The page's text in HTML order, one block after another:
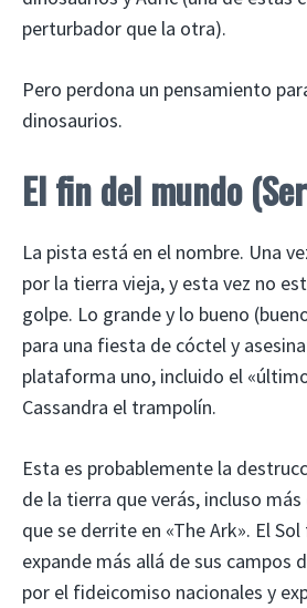
perturbador que la otra).
Pero perdona un pensamiento
dinosaurios.
El fin del mundo
La pista está en el nombre. Una
por la tierra vieja, y esta vez no
golpe. Lo grande y lo bueno
para una fiesta de cóctel y
plataforma uno, incluido el
Cassandra el trampolín.
Esta es probablemente la
de la tierra que verás, incluso
que se derrite en «The Ark». El
expande más allá de sus campos
por el fideicomiso nacionales y